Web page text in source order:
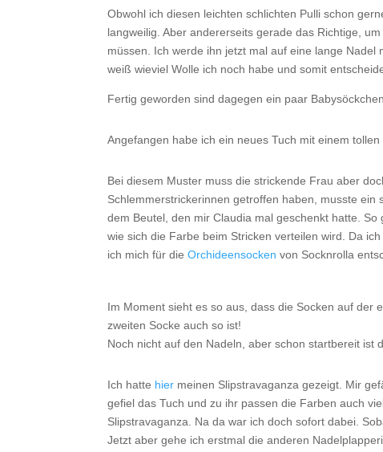
Obwohl ich diesen leichten schlichten Pulli schon
langweilig. Aber andererseits gerade das Richtige,
müssen. Ich werde ihn jetzt mal auf eine lange
weiß wieviel Wolle ich noch habe und somit
Fertig geworden sind dagegen ein paar
Angefangen habe ich ein neues Tuch mit einem tollen
Bei diesem Muster muss die strickende Frau aber
Schlemmerstrickerinnen getroffen haben, musste
dem Beutel, den mir Claudia mal geschenkt hatte.
wie sich die Farbe beim Stricken verteilen wird. Da
ich mich für dieOrchideensocken von Socknrolla
Im Moment sieht es so aus, dass die Socken auf der
zweiten Socke auch so ist!
Noch nicht auf den Nadeln, aber schon startbereit ist
Ich hatte hier meinen Slipstravaganza gezeigt. Mir
gefiel das Tuch und zu ihr passen die Farben auch
Slipstravaganza. Na da war ich doch sofort dabei.
Jetzt aber gehe ich erstmal die anderen